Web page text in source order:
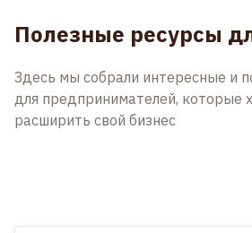
Полезные ресурсы
Здесь мы собрали интересные и
для предпринимателей, которые
расширить свой бизнес